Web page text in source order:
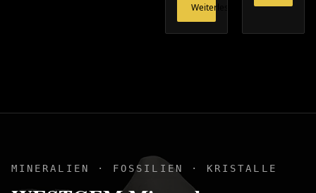
Weiterlesen
MINERALIEN · FOSSILIEN · KRISTALLE